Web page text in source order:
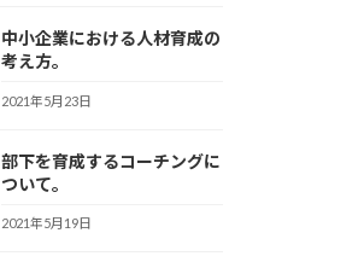
中小企業における人材育成の
考え方。
2021年5月23日
部下を育成するコーチングに
ついて。
2021年5月19日